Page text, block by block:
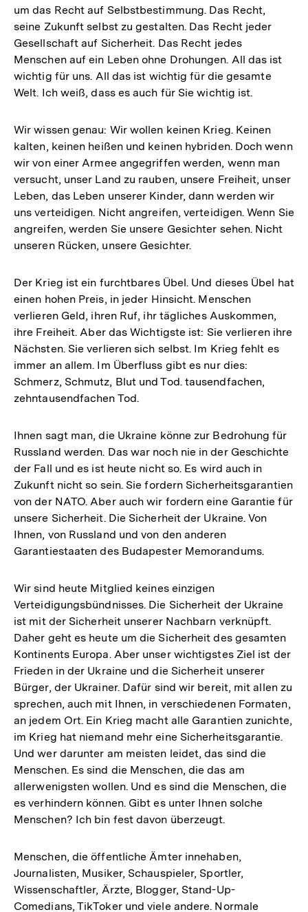
um das Recht auf Selbstbestimmung. Das Recht,
seine Zukunft selbst zu gestalten. Das Recht jeder
Gesellschaft auf Sicherheit. Das Recht jedes
Menschen auf ein Leben ohne Drohungen. All das ist
wichtig für uns. All das ist wichtig für die gesamte
Welt. Ich weiß, dass es auch für Sie wichtig ist.
Wir wissen genau: Wir wollen keinen Krieg. Keinen
kalten, keinen heißen und keinen hybriden. Doch wenn
wir von einer Armee angegriffen werden, wenn man
versucht, unser Land zu rauben, unsere Freiheit, unser
Leben, das Leben unserer Kinder, dann werden wir
uns verteidigen. Nicht angreifen, verteidigen. Wenn Sie
angreifen, werden Sie unsere Gesichter sehen. Nicht
unseren Rücken, unsere Gesichter.
Der Krieg ist ein furchtbares Übel. Und dieses Übel hat
einen hohen Preis, in jeder Hinsicht. Menschen
verlieren Geld, ihren Ruf, ihr tägliches Auskommen,
ihre Freiheit. Aber das Wichtigste ist: Sie verlieren ihre
Nächsten. Sie verlieren sich selbst. Im Krieg fehlt es
immer an allem. Im Überfluss gibt es nur dies:
Schmerz, Schmutz, Blut und Tod. tausendfachen,
zehntausendfachen Tod.
Ihnen sagt man, die Ukraine könne zur Bedrohung für
Russland werden. Das war noch nie in der Geschichte
der Fall und es ist heute nicht so. Es wird auch in
Zukunft nicht so sein. Sie fordern Sicherheitsgarantien
von der NATO. Aber auch wir fordern eine Garantie für
unsere Sicherheit. Die Sicherheit der Ukraine. Von
Ihnen, von Russland und von den anderen
Garantiestaaten des Budapester Memorandums.
Wir sind heute Mitglied keines einzigen
Verteidigungsbündnisses. Die Sicherheit der Ukraine
ist mit der Sicherheit unserer Nachbarn verknüpft.
Daher geht es heute um die Sicherheit des gesamten
Kontinents Europa. Aber unser wichtigstes Ziel ist der
Frieden in der Ukraine und die Sicherheit unserer
Bürger, der Ukrainer. Dafür sind wir bereit, mit allen zu
sprechen, auch mit Ihnen, in verschiedenen Formaten,
an jedem Ort. Ein Krieg macht alle Garantien zunichte,
im Krieg hat niemand mehr eine Sicherheitsgarantie.
Und wer darunter am meisten leidet, das sind die
Menschen. Es sind die Menschen, die das am
allerwenigsten wollen. Und es sind die Menschen, die
es verhindern können. Gibt es unter Ihnen solche
Menschen? Ich bin fest davon überzeugt.
Menschen, die öffentliche Ämter innehaben,
Journalisten, Musiker, Schauspieler, Sportler,
Wissenschaftler, Ärzte, Blogger, Stand-Up-
Comedians, TikToker und viele andere. Normale